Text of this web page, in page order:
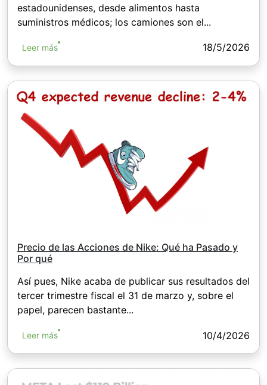
estadounidenses, desde alimentos hasta
suministros médicos; los camiones son el...
Leer más 18/5/2026
Precio de las Acciones de Nike: Qué ha Pasado y
Por qué
Así pues, Nike acaba de publicar sus resultados del
tercer trimestre fiscal el 31 de marzo y, sobre el
papel, parecen bastante...
Leer más 10/4/2026